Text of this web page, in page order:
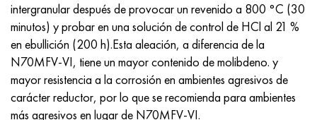
intergranular después de provocar un revenido a 800 °C (30
minutos) y probar en una solución de control de HCl al 21 %
en ebullición (200 h).Esta aleación, a diferencia de la
N70MFV-VI, tiene un mayor contenido de molibdeno. y
mayor resistencia a la corrosión en ambientes agresivos de
carácter reductor, por lo que se recomienda para ambientes
más agresivos en lugar de N70MFV-VI.